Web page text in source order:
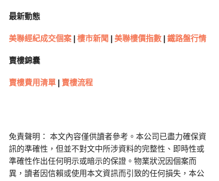
最新動態
美聯經紀成交個案| 樓市新聞 美聯樓價指數| 鐵路盤行情
賣樓錦囊
賣樓費用清單| 賣樓流程
免責聲明： 本文內容僅供讀者參考。本公司已盡力確保資
訊的準確性，但並不對文中所涉資料的完整性、即時性或
準確性作出任何明示或暗示的保證。物業狀況因個案而
異，讀者因信賴或使用本文資訊而引致的任何損失，本公